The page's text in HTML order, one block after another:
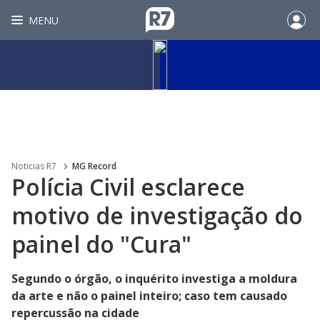
MENU
Noticias R7 MG Record
Polícia Civil esclarece
motivo de investigação do
painel do "Cura"
Segundo o órgão, o inquérito investiga a moldura
da arte e não o painel inteiro; caso tem causado
repercussão na cidade